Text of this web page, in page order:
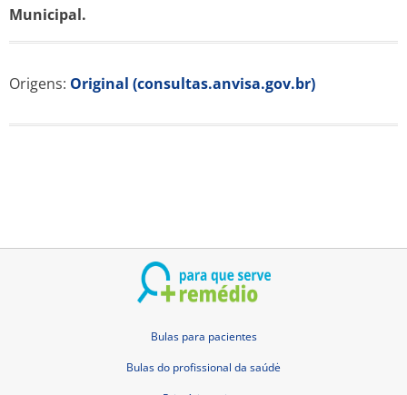
Municipal.
Origens: Original (consultas.anvisa.gov.br)
Bulas para pacientes
Bulas do profissional da saúdė